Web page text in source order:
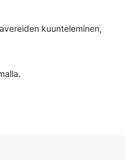
kuunteleminen,